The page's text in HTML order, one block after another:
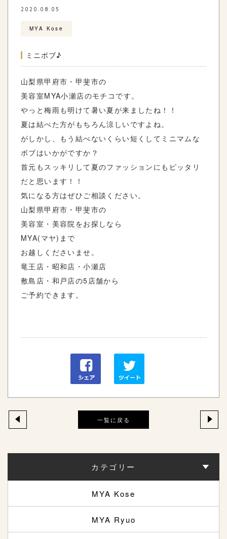
2020.08.05
MYA Kose
ミニボブ♪
山梨県甲府市・甲斐市の
美容室MYA小瀬店のモチコ です。
やっと梅雨も明けて暑い夏が来ましたね！！
夏は結べた方がもちろん涼しいですよね。
がしかし、もう結べないくらい短くしてミニマムな
ボブはいかがですか？
首元もスッキリして夏のファッションにもピッタリ
だと思います！！
気になる方はぜひご相談ください。
山梨県甲府市・甲斐市の
美容室・美容院をお探しなら
MYA(マヤ)まで
お越しくださいませ。
竜王店・昭和店・小瀬店
敷島店・和戸店の5店舗から
ご予約できます。
一覧に戻る
カテゴリー
MYA Kose
MYA Ryuo